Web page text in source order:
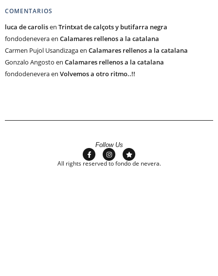
COMENTARIOS
luca de carolisen Trintxat de calçots y butifarra negra
fondodeneveraen Calamares rellenos a la catalana
Carmen Pujol Usandizagaen Calamares rellenos a la catalana
Gonzalo Angosto en Calamares rellenos a la catalana
fondodeneveraen Volvemos a otro ritmo..!!
Follow Us
All rights reserved to fondo de nevera.